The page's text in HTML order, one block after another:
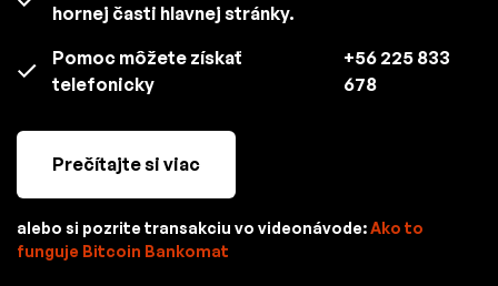
hornej časti hlavnej stránky.
Pomoc môžete získať
telefonicky
+56 225 833
678
Prečítajte si viac
alebo si pozrite transakciu vo videonávode:Ako to
funguje Bitcoin Bankomat